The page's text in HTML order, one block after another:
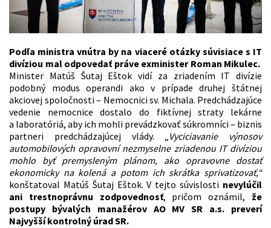
Podľa ministra vnútra by na viaceré otázky súvisiace s IT
divíziou mal odpovedať práve exminister Roman Mikulec.
Minister Matúš Šutaj Eštok vidí za zriadením IT divízie
podobný modus operandi ako v prípade druhej štátnej
akciovej spoločnosti – Nemocnici sv. Michala. Predchádzajúce
vedenie nemocnice dostalo do fiktívnej straty lekárne
a laboratóriá, aby ich mohli prevádzkovať súkromníci – biznis
partneri predchádzajúcej vlády. „Vyciciavanie výnosov
automobilových opravovní nezmyselne zriadenou IT divíziou
mohlo byť premysleným plánom, ako opravovne dostať
ekonomicky na kolená a potom ich skrátka sprivatizovať,“
konštatoval Matúš Šutaj Eštok. V tejto súvislosti nevylúčil
ani trestnoprávnu zodpovednosť, pričom oznámil, že
postupy bývalých manažérov AO MV SR a.s. preverí
Najvyšší kontrolný úrad SR.